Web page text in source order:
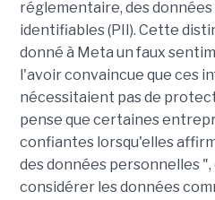
réglementaire, des
identifiables (PII). Cette
donné à Meta un faux
l'avoir convaincue que ces
nécessitaient pas de
pense que certaines
confiantes lorsqu'elles
des données personnelles
considérer les données